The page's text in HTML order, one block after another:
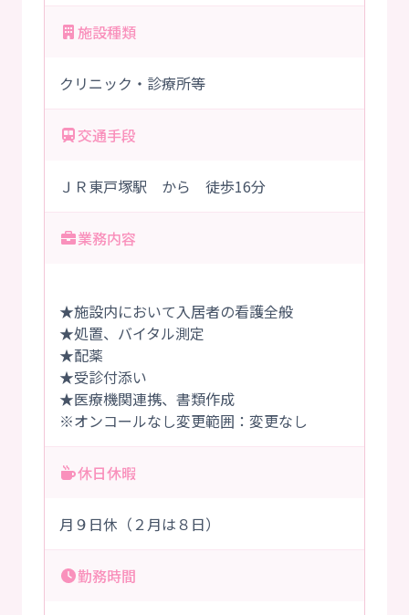
施設種類
クリニック・診療所等
交通手段
ＪＲ東戸塚駅 から 徒歩16分
業務内容
★施設内において入居者の看護全般
★処置、バイタル測定
★配薬
★受診付添い
★医療機関連携、書類作成
※オンコールなし変更範囲：変更なし
休日休暇
月９日休（２月は８日）
勤務時間